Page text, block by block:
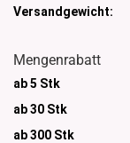
Versandgewicht:
Mengenrabatt
ab 5 Stk
ab 30 Stk
ab 300 Stk